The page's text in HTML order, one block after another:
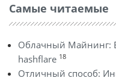
Самые читаемые
Облачный Майнинг:
hashflare 18
Отличный способ: